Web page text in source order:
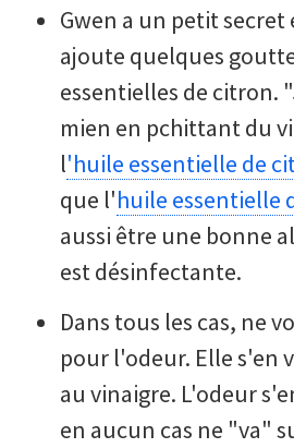
Gwen a un petit secret
ajoute quelques
essentielles de citron.
mien en pchittant du
l'huile essentielle de
que l'huile essentielle
aussi être une bonne
est désinfectante.
Dans tous les cas, ne
pour l'odeur. Elle s'en
au vinaigre. L'odeur
en aucun cas ne "va"